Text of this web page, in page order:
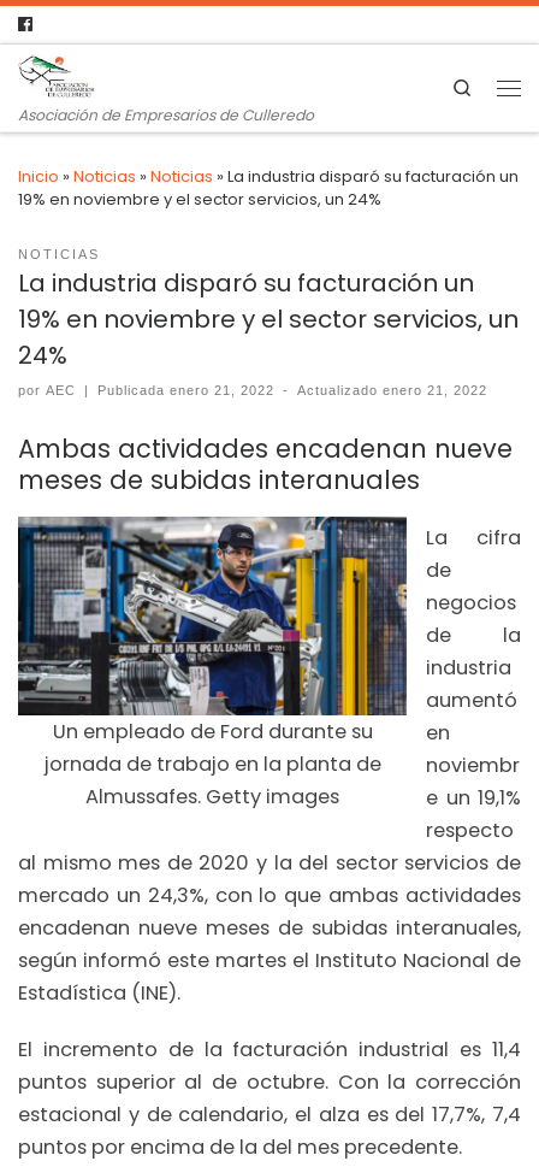
Asociación de Empresarios de Culleredo
Search
Inicio »Noticias »Noticias »La industria disparó su facturación un
19% en noviembre y el sector servicios, un 24%
NOTICIAS
La industria disparó su facturación un
19% en noviembre y el sector servicios, un
24%
por AEC | Publicadaenero 21, 2022 - Actualizadoenero 21, 2022
Ambas actividades encadenan nueve
meses de subidas interanuales
Un empleado de Ford durante su
jornada de trabajo en la planta de
Almussafes. Getty images
La cifra
de
negocios
de la
industria
aumentó
en
noviembr
e un 19,1%
respecto
al mismo mes de 2020 y la del sector servicios de
mercado un 24,3%, con lo que ambas actividades
encadenan nueve meses de subidas interanuales,
según informó este martes el Instituto Nacional de
Estadística (INE).
El incremento de la facturación industrial es 11,4
puntos superior al de octubre. Con la corrección
estacional y de calendario, el alza es del 17,7%, 7,4
puntos por encima de la del mes precedente.